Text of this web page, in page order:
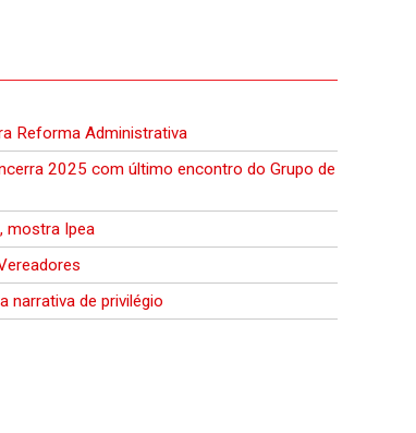
Reforma Administrativa
2025 com último encontro do Grupo de
mostra Ipea
narrativa de privilégio